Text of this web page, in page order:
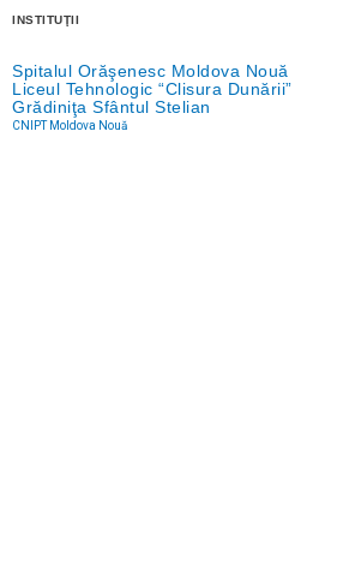
INSTITUŢII
Spitalul Orăşenesc Moldova Nouă
Liceul Tehnologic “Clisura Dunării”
Grădiniţa Sfântul Stelian
CNIPT Moldova Nouă